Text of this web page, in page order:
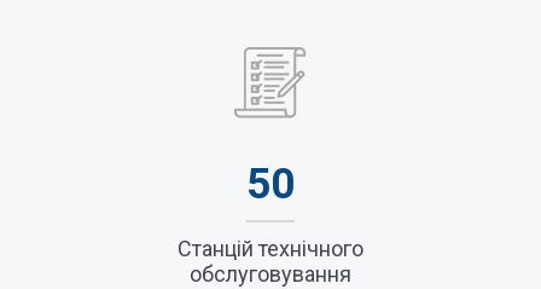
50
Станцій технічного
обслуговування